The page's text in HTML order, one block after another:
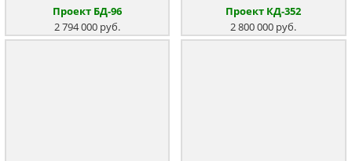
Проект БД-96
2 794 000 руб.
Проект КД-352
2 800 000 руб.